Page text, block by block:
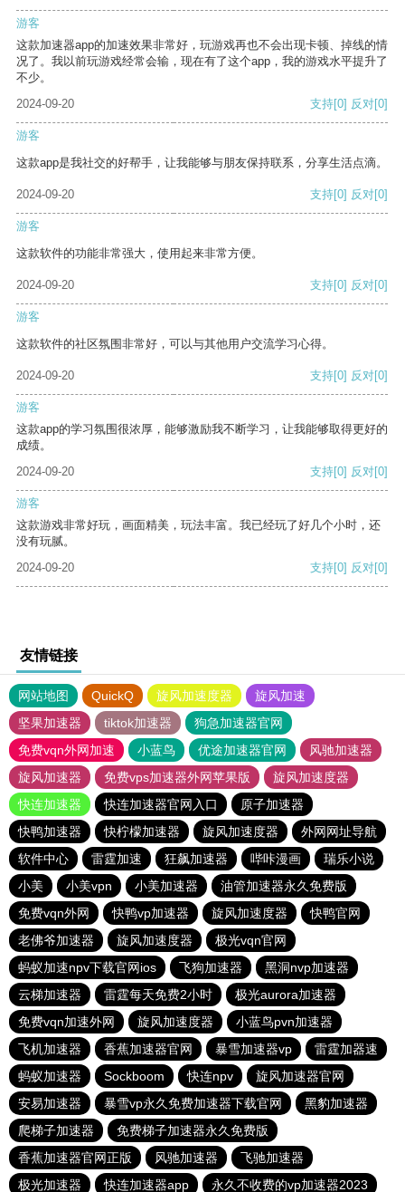
游客
这款加速器app的加速效果非常好，玩游戏再也不会出现卡顿、掉线的情
况了。我以前玩游戏经常会输，现在有了这个app，我的游戏水平提升了
不少。
2024-09-20
支持[0] 反对[0]
游客
这款app是我社交的好帮手，让我能够与朋友保持联系，分享生活点滴。
2024-09-20 支持[0] 反对[0]
游客
这款软件的功能非常强大，使用起来非常方便。
2024-09-20 支持[0] 反对[0]
游客
这款软件的社区氛围非常好，可以与其他用户交流学习心得。
2024-09-20 支持[0] 反对[0]
游客
这款app的学习氛围很浓厚，能够激励我不断学习，让我能够取得更好的
成绩。
2024-09-20
支持[0] 反对[0]
游客
这款游戏非常好玩，画面精美，玩法丰富。我已经玩了好几个小时，还
没有玩腻。
2024-09-20
支持[0] 反对[0]
友情链接
网站地图 QuickQ 旋风加速度器
旋风加速
坚果加速器
tiktok加速器
狗急加速器官网
免费vqn外网加速
小蓝鸟 优途加速器官网
风驰加速器
旋风加速器
免费vps加速器外网苹果版
旋风加速度器
快连加速器
快连加速器官网入口
原子加速器
快鸭加速器
快柠檬加速器 旋风加速度器
外网网址导航
软件中心
雷霆加速 狂飙加速器 哔咔漫画
瑞乐小说
小美
小美vpn 小美加速器
油管加速器永久免费版
免费vqn外网
快鸭vp加速器 旋风加速度器
快鸭官网
老佛爷加速器
旋风加速度器
极光vqn官网
蚂蚁加速npv下载官网ios
飞狗加速器
黑洞nvp加速器
云梯加速器
雷霆每天免费2小时
极光aurora加速器
免费vqn加速外网
旋风加速度器
小蓝鸟pvn加速器
飞机加速器
香蕉加速器官网 暴雪加速器vp
雷霆加器速
蚂蚁加速器
Sockboom 快连npv
旋风加速器官网
安易加速器
暴雪vp永久免费加速器下载官网
黑豹加速器
爬梯子加速器
免费梯子加速器永久免费版
香蕉加速器官网正版
风驰加速器
飞驰加速器
极光加速器
快连加速器app 永久不收费的vp加速器2023